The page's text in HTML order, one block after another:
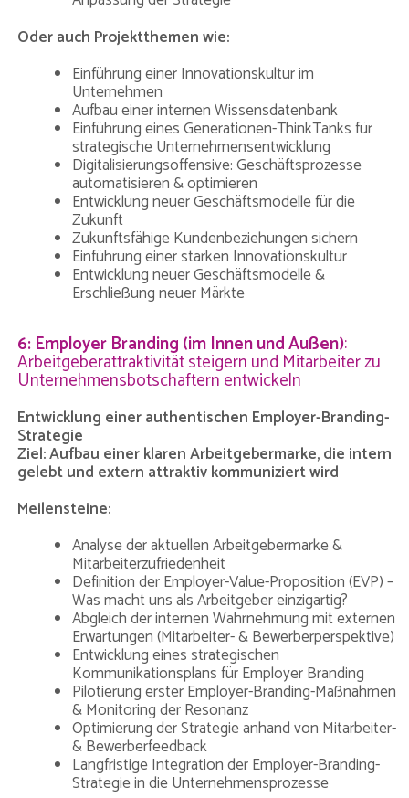
Oder auch Projektthemen wie:
Einführung einer Innovationskultur im
Unternehmen
Aufbau einer internen Wissensdatenbank
Einführung eines Generationen-ThinkTanks für
strategische Unternehmensentwicklung
Digitalisierungsoffensive: Geschäftsprozesse
automatisieren & optimieren
Entwicklung neuer Geschäftsmodelle für die
Zukunft
Zukunftsfähige Kundenbeziehungen sichern
Einführung einer starken Innovationskultur
Entwicklung neuer Geschäftsmodelle &
Erschließung neuer Märkte
6: Employer Branding (im Innen und Außen):
Arbeitgeberattraktivität steigern und Mitarbeiter zu
Unternehmensbotschaftern entwickeln
Entwicklung einer authentischen Employer-Branding-
Strategie
Ziel: Aufbau einer klaren Arbeitgebermarke, die intern
gelebt und extern attraktiv kommuniziert wird
Meilensteine:
Analyse der aktuellen Arbeitgebermarke &
Mitarbeiterzufriedenheit
Definition der Employer-Value-Proposition (EVP) –
Was macht uns als Arbeitgeber einzigartig?
Abgleich der internen Wahrnehmung mit externen
Erwartungen (Mitarbeiter- & Bewerberperspektive)
Entwicklung eines strategischen
Kommunikationsplans für Employer Branding
Pilotierung erster Employer-Branding-Maßnahmen
& Monitoring der Resonanz
Optimierung der Strategie anhand von Mitarbeiter-
& Bewerberfeedback
Langfristige Integration der Employer-Branding-
Strategie in die Unternehmensprozesse